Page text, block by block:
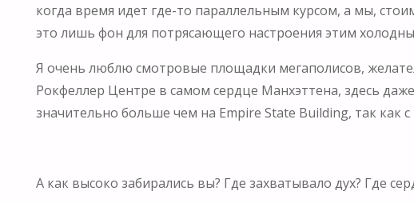
когда время идет где-то параллельным курсом, а мы,
это лишь фон для потрясающего настроения этим
Я очень люблю смотровые площадки мегаполисов,
Рокфеллер Центре в самом сердце Манхэттена, здесь
значительно больше чем на Empire State Building, так как
А как высоко забирались вы? Где захватывало дух? Где